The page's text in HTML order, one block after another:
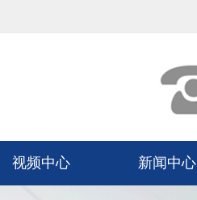
视频中心 新闻中心